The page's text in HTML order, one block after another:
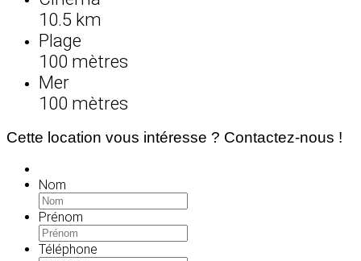
10.5 km
Plage
100 mètres
Mer
100 mètres
Cette location vous intéresse ? Contactez-nous !
Nom
Prénom
Téléphone